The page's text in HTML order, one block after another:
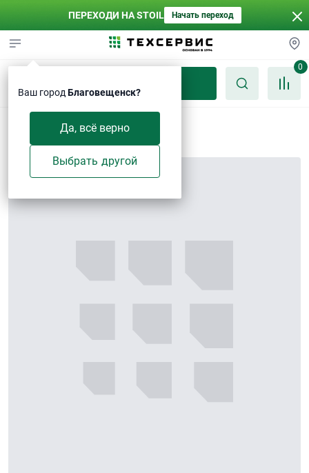
ПЕРЕХОДИ НА STOIL Начать переход
Ваш город Благовещенск?
Да, всё верно
Выбрать другой
0
Палец D16×28